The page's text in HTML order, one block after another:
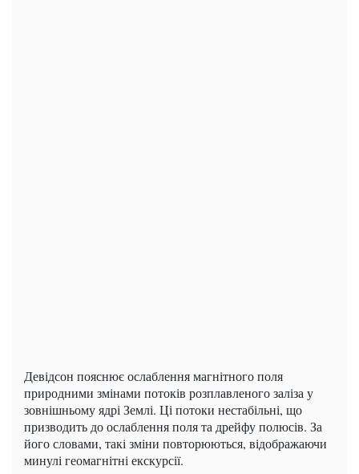
Девідсон пояснює ослаблення магнітного поля
природними змінами потоків розплавленого заліза у
зовнішньому ядрі Землі. Ці потоки нестабільні, що
призводить до ослаблення поля та дрейфу полюсів. За
його словами, такі зміни повторюються, відображаючи
минулі геомагнітні екскурсії.